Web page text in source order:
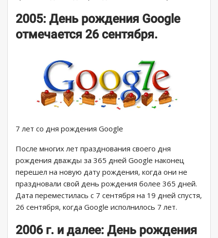
2005: День рождения Google
отмечается 26 сентября.
7 лет со дня рождения Google
После многих лет празднования своего дня
рождения дважды за 365 дней Google наконец
перешел на новую дату рождения, когда они не
праздновали свой день рождения более 365 дней.
Дата переместилась с 7 сентября на 19 дней спустя,
26 сентября, когда Google исполнилось 7 лет.
2006 г. и далее: День рождения